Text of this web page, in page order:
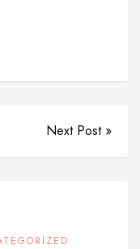
Next Post »